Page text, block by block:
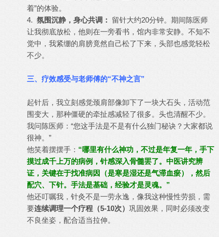
着”的体验。
4. 氛围沉静，身心共调：
留针大约20分钟。期间陈医师
让我彻底放松，他则在一旁看书，馆内非常安静。不知不
觉中，我紧绷的肩膀竟然自己松了下来，头部也感觉轻松
不少。
三、疗效感受与老师傅的“不神之言”
起针后，我立刻感觉颈肩部像卸下了一块大石头，活动范
围变大，那种僵硬的牵扯感减轻了很多。头也清醒不少。
我问陈医师：“您这手法是不是有什么独门秘诀？大家都说
很神。”
他笑着摆摆手： “哪里有什么神功，不过是年复一年，手下
摸过成千上万的病例，针感深入骨髓罢了。中医讲究辨
证，关键在于找准病因（是寒是湿还是气滞血瘀），然后
配穴、下针。手法是基础，经验才是灵魂。”
他还叮嘱我，针灸不是一劳永逸，像我这种慢性劳损，需
要连续调理一个疗程（5-10次） 巩固效果，同时必须改变
不良坐姿，配合适当拉伸。